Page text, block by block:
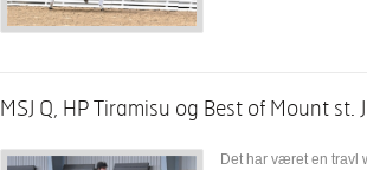
MSJ Q, HP Tiramisu og Best of Mount
Det har været en travl